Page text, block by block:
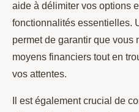
aide à délimiter vos options
fonctionnalités essentielles.
permet de garantir que vous
moyens financiers tout en
vos attentes.
Il est également crucial de